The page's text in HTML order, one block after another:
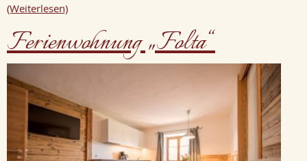
(Weiterlesen)
Ferienwohnung „Folta“